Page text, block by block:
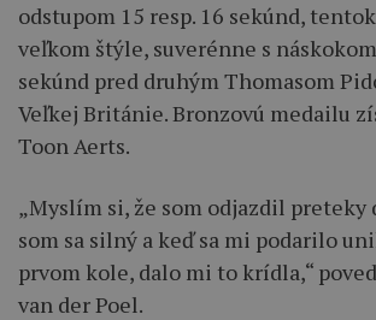
odstupom 15 resp. 16 sekúnd,
veľkom štýle, suverénne s
sekúnd pred druhým Thomasom
Veľkej Británie. Bronzovú medailu
Toon Aerts.
„Myslím si, že som odjazdil
som sa silný a keď sa mi podarilo
prvom kole, dalo mi to krídla,“
van der Poel.